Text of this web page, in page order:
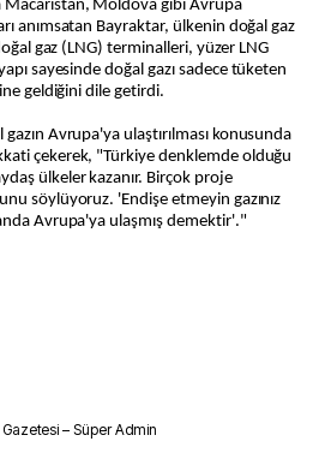
Macaristan, Moldova gibi Avrupa
anımsatan Bayraktar, ülkenin doğal gaz
gaz (LNG) terminalleri, yüzer LNG
sayesinde doğal gazı sadece tüketen
geldiğini dile getirdi.
Avrupa'ya ulaştırılması konusunda
çekerek, "Türkiye denklemde olduğu
ülkeler kazanır. Birçok proje
söylüyoruz. 'Endişe etmeyin gazınız
Avrupa'ya ulaşmış demektir'."
– Süper Admin